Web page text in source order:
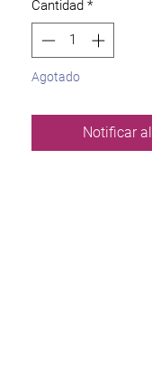
Cantidad *
Agotado
Notificar